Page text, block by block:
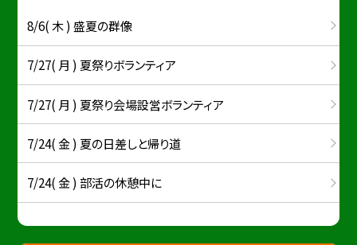
8/6( 木 ) 盛夏の群像
7/27( 月 ) 夏祭りボランティア
7/27( 月 ) 夏祭り会場設営ボランティア
7/24( 金 ) 夏の日差しと帰り道
7/24( 金 ) 部活の休憩中に